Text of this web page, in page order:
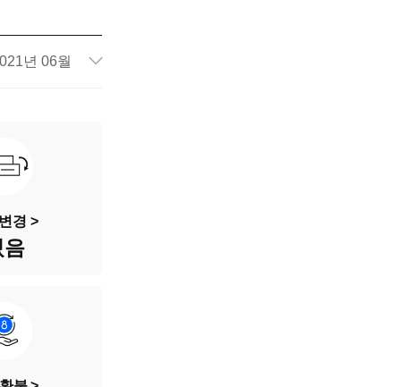
년 06월
165호2725
솔린+전기
1,598cc
경 >
음